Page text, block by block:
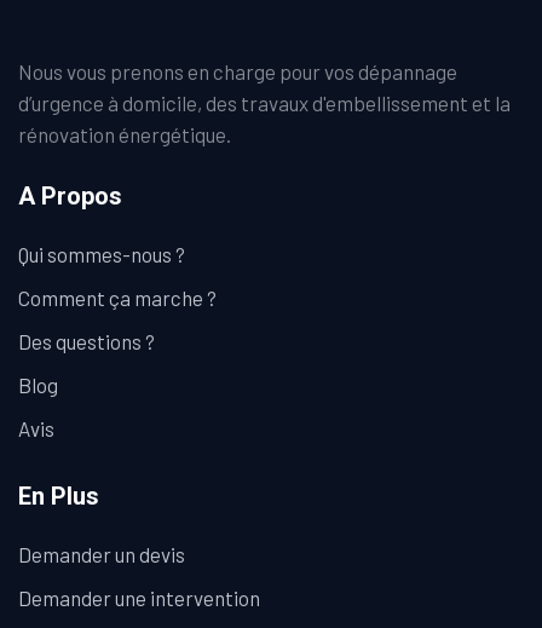
Nous vous prenons en charge pour vos dépannage
d’urgence à domicile, des travaux d'embellissement et la
rénovation énergétique.
A Propos
Qui sommes-nous ?
Comment ça marche ?
Des questions ?
Blog
Avis
En Plus
Demander un devis
Demander une intervention